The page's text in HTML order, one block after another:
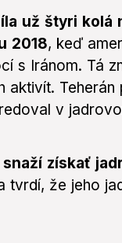
už štyri kolá
2018, keď
s Iránom. Tá
aktivít. Teherán
v
získať
tvrdí, že jeho